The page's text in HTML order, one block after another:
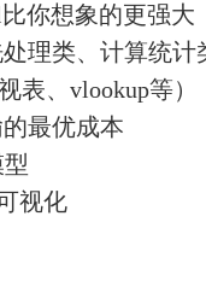
比你想象的更强
理类、计算统计
表、vlookup等）
最优成本
视化